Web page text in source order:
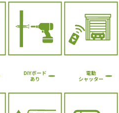
DIYボード
あり
電動
シャッター